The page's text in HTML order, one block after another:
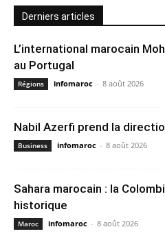
Derniers articles
L’international marocain
au Portugal
Régions infomaroc - 8 août 2026
Nabil Azerfi prend la
Business infomaroc - 8 août 2026
Sahara marocain : la
historique
Maroc infomaroc - 8 août 2026